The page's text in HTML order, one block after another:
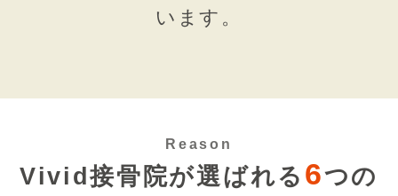
います。
Reason
Vivid接骨院が選ばれる 6つの